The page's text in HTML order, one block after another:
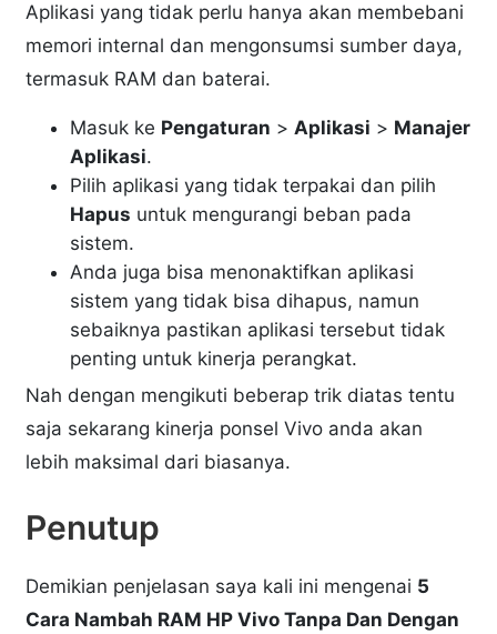
Aplikasi yang tidak perlu hanya akan membebani
memori internal dan mengonsumsi sumber daya,
termasuk RAM dan baterai.
Masuk ke Pengaturan >Aplikasi > Manajer
Aplikasi.
Pilih aplikasi yang tidak terpakai dan pilih
Hapus untuk mengurangi beban pada
sistem.
Anda juga bisa menonaktifkan aplikasi
sistem yang tidak bisa dihapus, namun
sebaiknya pastikan aplikasi tersebut tidak
penting untuk kinerja perangkat.
Nah dengan mengikuti beberap trik diatas tentu
saja sekarang kinerja ponsel Vivo anda akan
lebih maksimal dari biasanya.
Penutup
Demikian penjelasan saya kali ini mengenai 5
Cara Nambah RAM HP Vivo Tanpa Dan Dengan